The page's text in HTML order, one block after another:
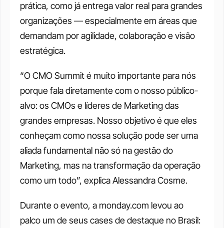
prática, como já entrega valor real para grandes
organizações — especialmente em áreas que
demandam por agilidade, colaboração e visão
estratégica.
“O CMO Summit é muito importante para nós
porque fala diretamente com o nosso público-
alvo: os CMOs e líderes de Marketing das
grandes empresas. Nosso objetivo é que eles
conheçam como nossa solução pode ser uma
aliada fundamental não só na gestão do
Marketing, mas na transformação da operação
como um todo”, explica Alessandra Cosme.
Durante o evento, a monday.com levou ao
palco um de seus cases de destaque no Brasil: